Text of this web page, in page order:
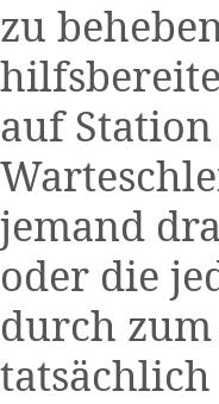
zu
auf
jemand
oder die
durch zum